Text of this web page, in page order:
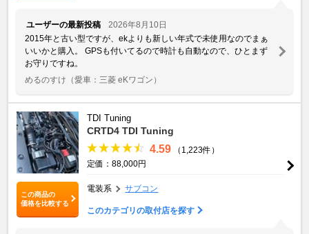
ユーザーの最新投稿
2026年8月10日
2015年と古い型ですが、ekよりも新しい年式で未使用なのでまぁ
いいかと購入。 GPSも付いてるので時計も自動なので、ひとまず
お守りですね。
めるのすけ （愛車：三菱 eKワゴン）
この商品の
価格を比較する
TDI Tuning
CRTD4 TDI Tuning
4.59
（1,223件）
定価：88,000円
電装系 サブコン
このカテゴリの取付店を探す